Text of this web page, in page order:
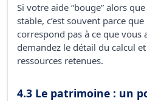
Si votre aide “bouge” alors
stable, c’est souvent parce
correspond pas à ce que vous
demandez le détail du calcul
ressources retenues.
4.3 Le patrimoine : un